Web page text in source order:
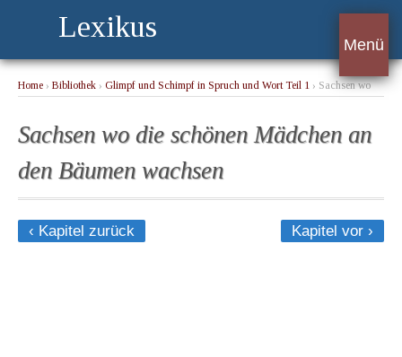
Lexikus
Menü
Home › Bibliothek › Glimpf und Schimpf in Spruch und Wort Teil 1 › Sachsen wo
Sachsen wo die schönen Mädchen an
den Bäumen wachsen
‹ Kapitel zurück Kapitel vor ›